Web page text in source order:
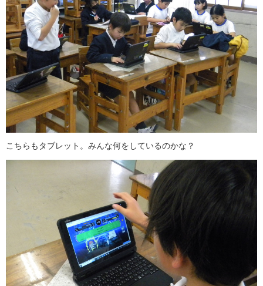
こちらもタブレット。みんな何をしているのかな？